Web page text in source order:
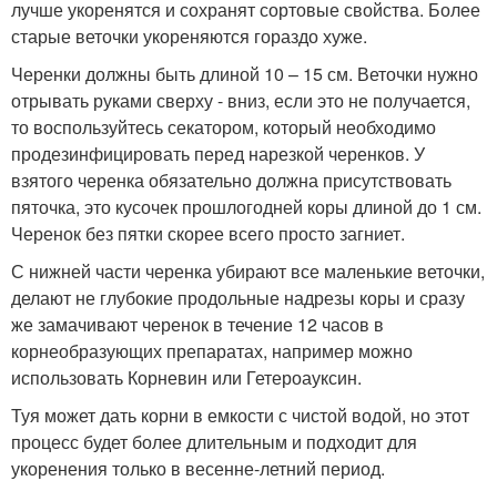
лучше укоренятся и сохранят сортовые свойства. Более
старые веточки укореняются гораздо хуже.
Черенки должны быть длиной 10 – 15 см. Веточки нужно
отрывать руками сверху - вниз, если это не получается,
то воспользуйтесь секатором, который необходимо
продезинфицировать перед нарезкой черенков. У
взятого черенка обязательно должна присутствовать
пяточка, это кусочек прошлогодней коры длиной до 1 см.
Черенок без пятки скорее всего просто загниет.
С нижней части черенка убирают все маленькие веточки,
делают не глубокие продольные надрезы коры и сразу
же замачивают черенок в течение 12 часов в
корнеобразующих препаратах, например можно
использовать Корневин или Гетероауксин.
Туя может дать корни в емкости с чистой водой, но этот
процесс будет более длительным и подходит для
укоренения только в весенне-летний период.